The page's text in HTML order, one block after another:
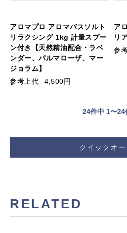
アロマプロ アロマバスソルト
リラクシング 1kg 計量スプー
ン付き【天然精油配合・ラベ
ンダー、パルマローザ、マー
ジョラム】
参考上代
4,500円
ア
リ
参
24件中 1〜24
クイックオー
RELATED